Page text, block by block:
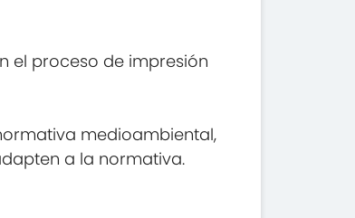
el proceso de impresión
medioambiental,
a la normativa.